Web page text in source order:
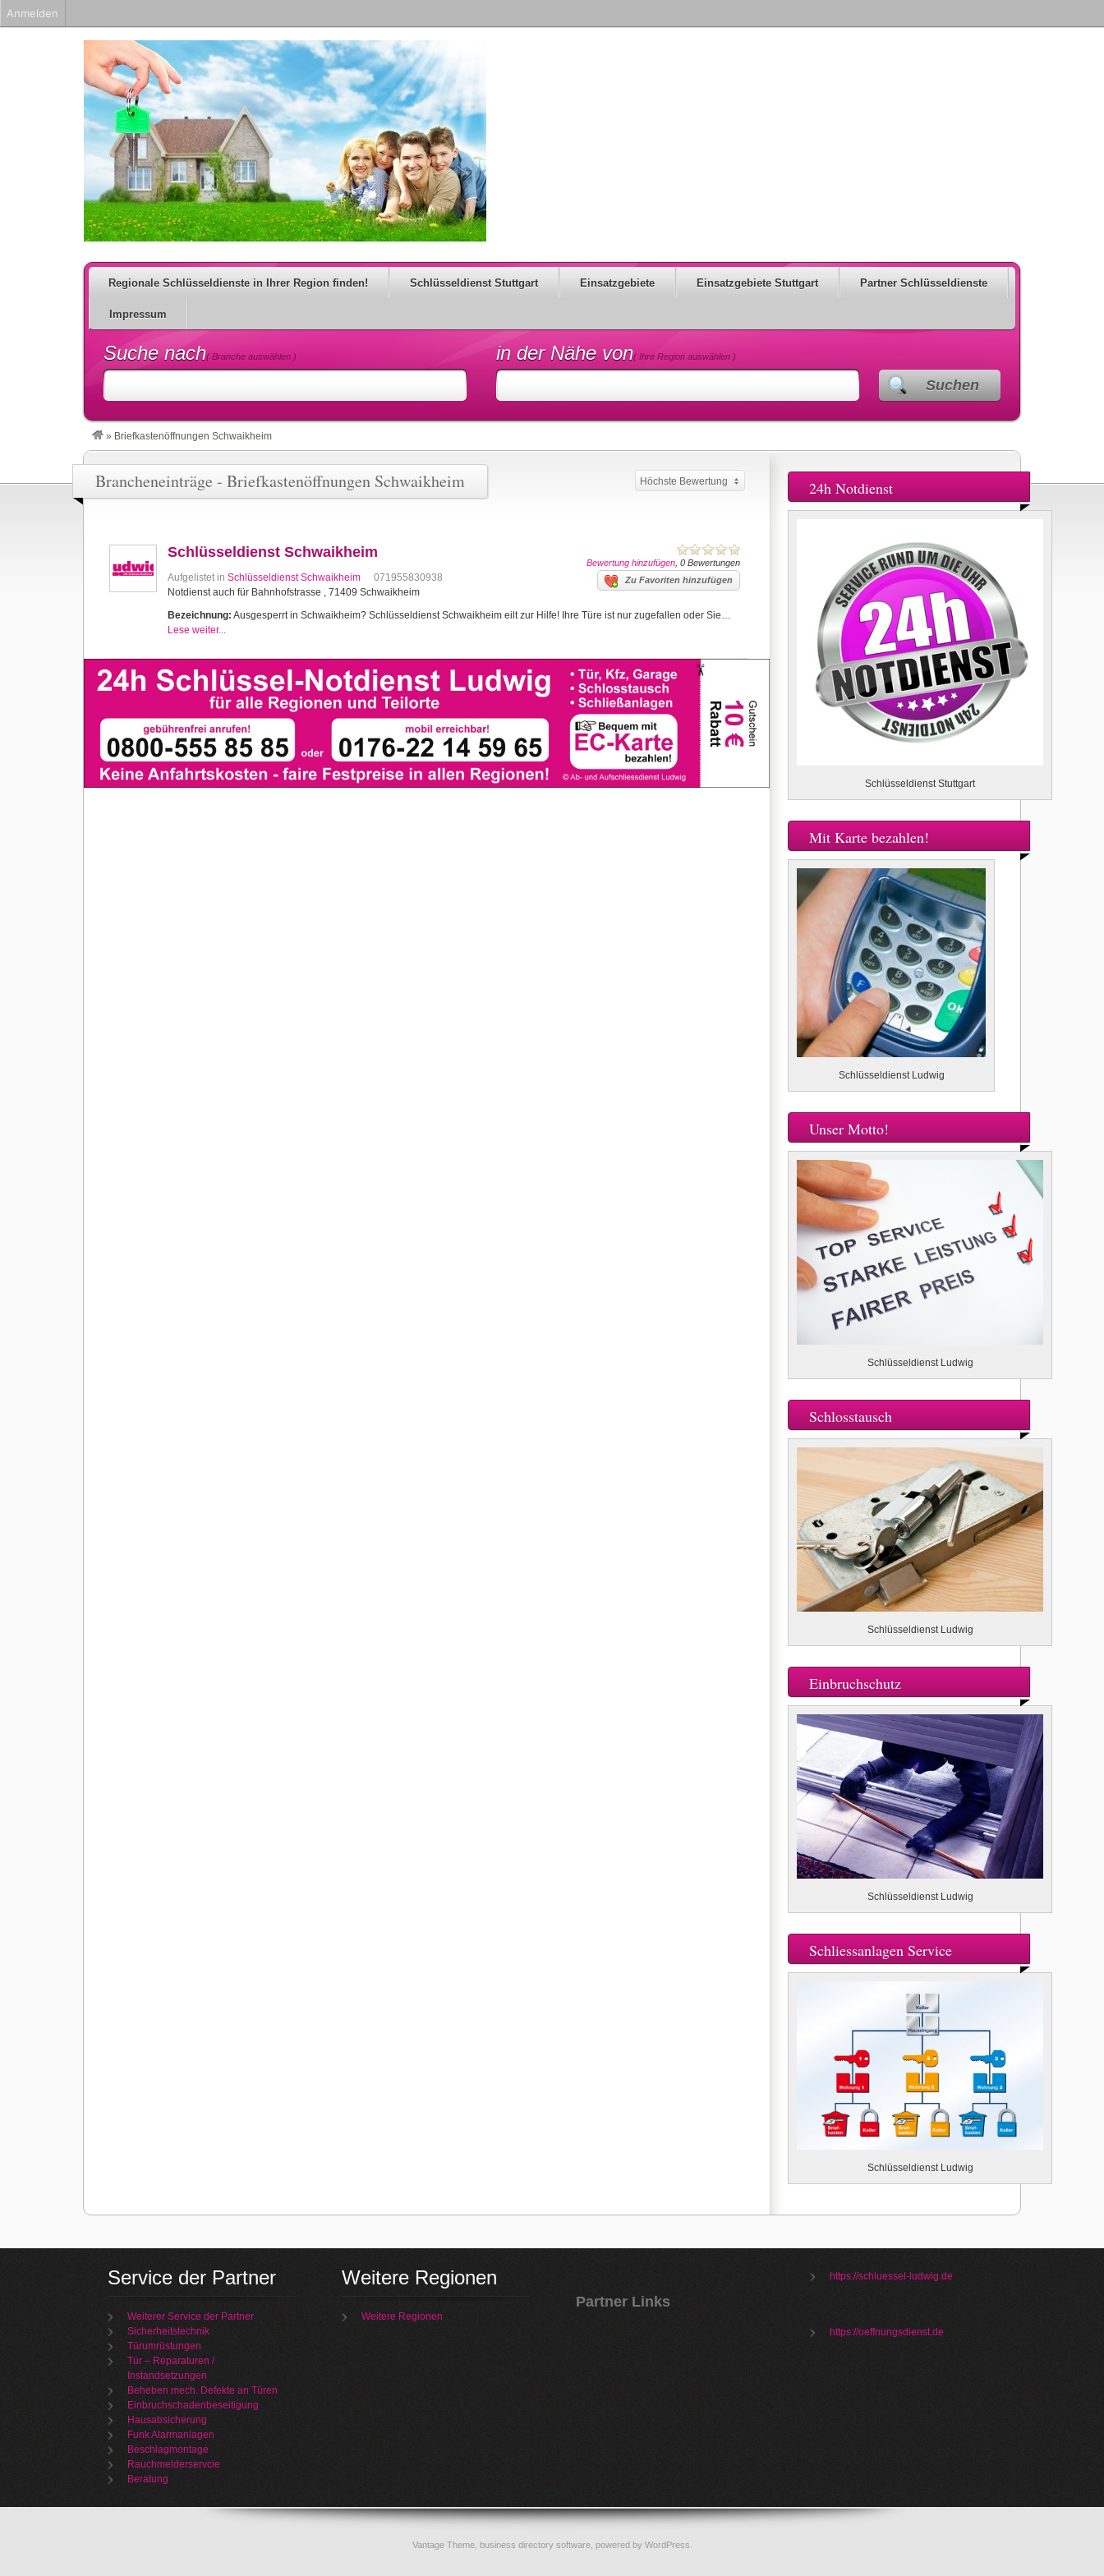
Regionale Schlüsseldienste in Ihrer Region finden! Schlüsseldienst Stuttgart Einsatzgebiete Einsatzgebiete Stuttgart Partner Schlüsseldienste
Impressum
Suche nach( Branche auswählen ) in der Nähe von( Ihre Region auswählen )
Suchen
» Briefkastenöffnungen Schwaikheim
Brancheneinträge - Briefkastenöffnungen Schwaikheim Höchste Bewertung
Bewertung hinzufügen , 0 Bewertungen
Schlüsseldienst Schwaikheim
Aufgelistet in Schlüsseldienst Schwaikheim Zu Favoriten hinzufügen
071955830938
Notdienst auch für Bahnhofstrasse , 71409 Schwaikheim
Bezeichnung: Ausgesperrt in Schwaikheim? Schlüsseldienst Schwaikheim eilt zur Hilfe! Ihre Türe ist nur zugefallen oder Sie…
Lese weiter...
24h Notdienst
Schlüsseldienst Stuttgart
Mit Karte bezahlen!
Schlüsseldienst Ludwig
Unser Motto!
Schlüsseldienst Ludwig
Schlosstausch
Schlüsseldienst Ludwig
Einbruchschutz
Schlüsseldienst Ludwig
Schliessanlagen Service
Schlüsseldienst Ludwig
Service der Partner
Weiterer Service der Partner
Sicherheitstechnik
Türumrüstungen
Tür – Reparaturen /
Instandsetzungen
Beheben mech. Defekte an Türen
Einbruchschadenbeseitigung
Hausabsicherung
Funk Alarmanlagen
Beschlagmontage
Rauchmelderservcie
Beratung
Weitere Regionen
Weitere Regionen
Partner Links
https://schluessel-ludwig.de
https://oeffnungsdienst.de
Vantage Theme, business directory software, powered by WordPress
Anmelden